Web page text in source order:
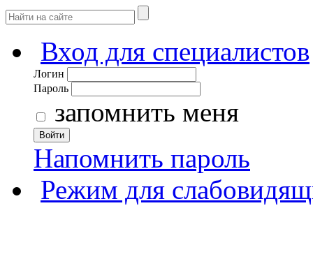
Вход для специалистов
Логин
Пароль
запомнить меня
Войти
Напомнить пароль
Режим для